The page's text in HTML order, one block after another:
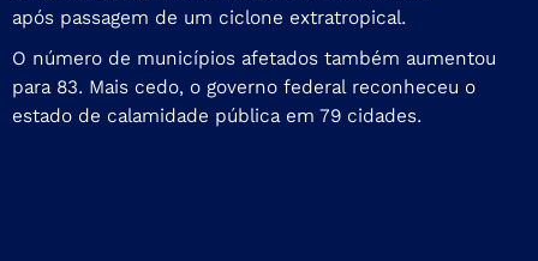
após passagem de um ciclone extratropical.
O número de municípios afetados também aumentou
para 83. Mais cedo, o governo federal reconheceu o
estado de calamidade públicaem 79 cidades.